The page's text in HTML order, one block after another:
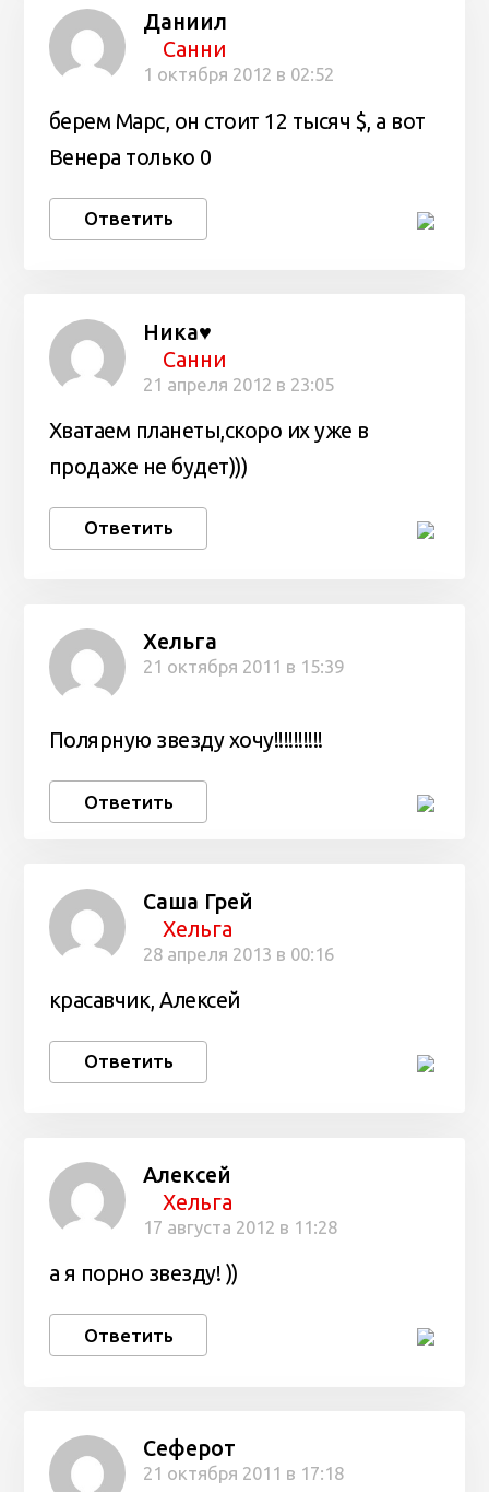
Даниил
Санни
1 октября 2012 в 02:52
берем Марс, он стоит 12 тысяч $, а вот
Венера только 0
Ответить
Ника♥
Санни
21 апреля 2012 в 23:05
Хватаем планеты,скоро их уже в
продаже не будет)))
Ответить
Хельга
21 октября 2011 в 15:39
Полярную звезду хочу!!!!!!!!!!
Ответить
Саша Грей
Хельга
28 апреля 2013 в 00:16
красавчик, Алексей
Ответить
Алексей
Хельга
17 августа 2012 в 11:28
а я порно звезду! ))
Ответить
Сеферот
21 октября 2011 в 17:18